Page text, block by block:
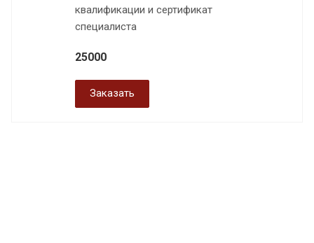
квалификации и сертификат
специалиста
25000
Заказать